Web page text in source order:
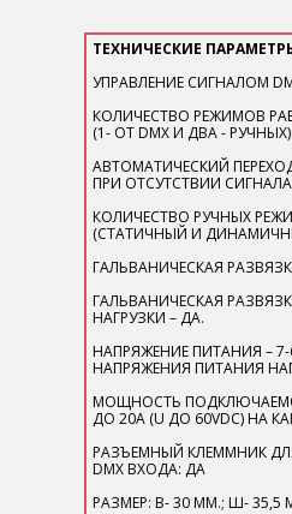
ТЕХНИЧЕСКИЕ
УПРАВЛЕНИЕ СИГНАЛОМ
КОЛИЧЕСТВО РЕЖИМОВ
(1- ОТ DMX И ДВА - РУЧНЫХ)
АВТОМАТИЧЕСКИЙ
ПРИ ОТСУТСТВИИ СИГНАЛА
КОЛИЧЕСТВО РУЧНЫХ
(СТАТИЧНЫЙ И
ГАЛЬВАНИЧЕСКАЯ
ГАЛЬВАНИЧЕСКАЯ
НАГРУЗКИ – ДА.
НАПРЯЖЕНИЕ ПИТАНИЯ –
НАПРЯЖЕНИЯ ПИТАНИЯ
МОЩНОСТЬ
ДО 20А (U ДО 60VDC) НА
РАЗЪЕМНЫЙ КЛЕММНИК
DMX ВХОДА: ДА
РАЗМЕР: В- 30 ММ.; Ш- 35,5